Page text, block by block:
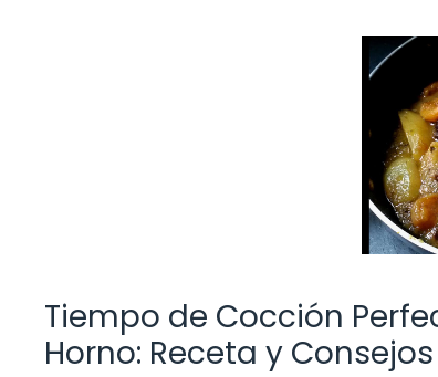
Tiempo de Cocción
Horno: Receta y Consejos